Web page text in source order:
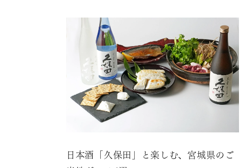
日本酒「久保田」と楽しむ、宮城県のご